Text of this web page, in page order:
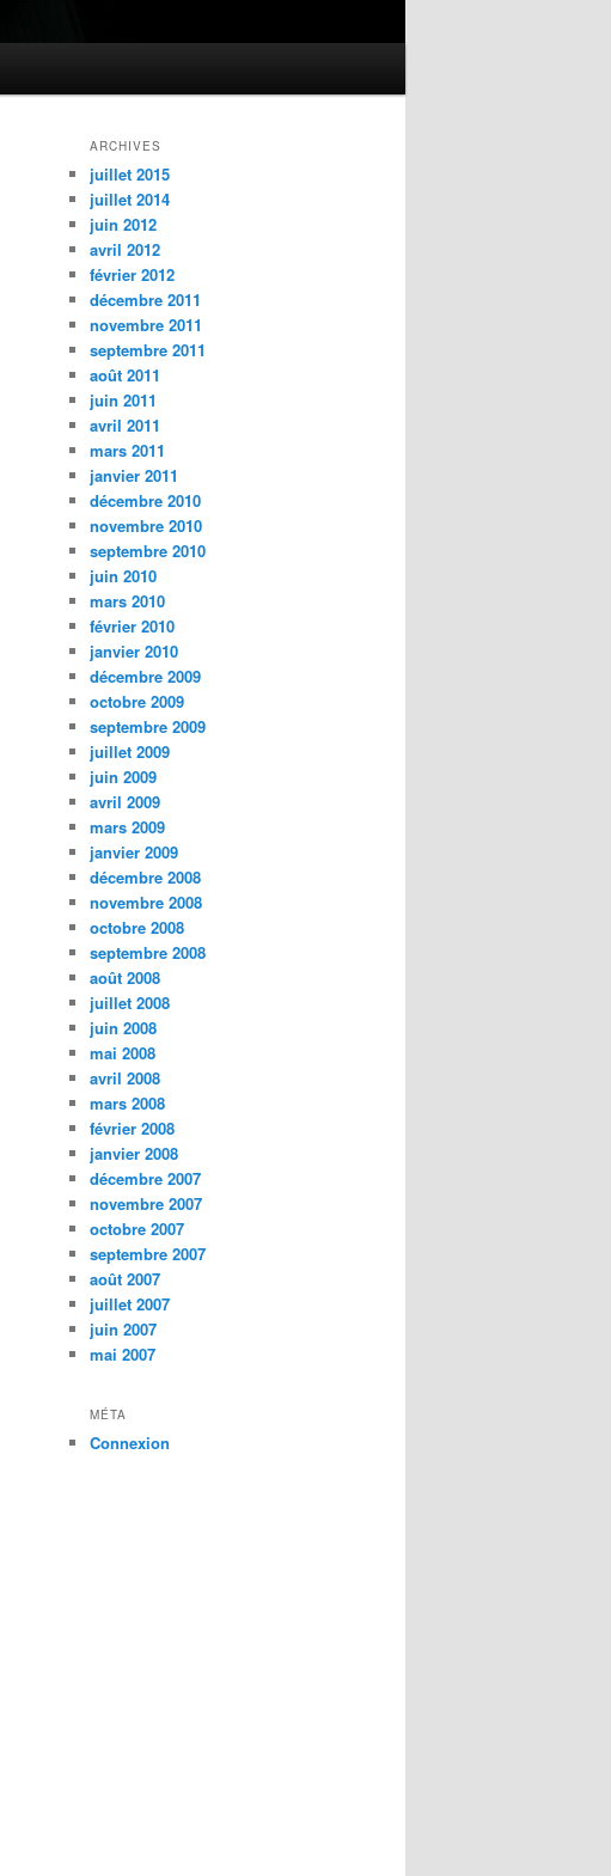
ARCHIVES
juillet 2015
juillet 2014
juin 2012
avril 2012
février 2012
décembre 2011
novembre 2011
septembre 2011
août 2011
juin 2011
avril 2011
mars 2011
janvier 2011
décembre 2010
novembre 2010
septembre 2010
juin 2010
mars 2010
février 2010
janvier 2010
décembre 2009
octobre 2009
septembre 2009
juillet 2009
juin 2009
avril 2009
mars 2009
janvier 2009
décembre 2008
novembre 2008
octobre 2008
septembre 2008
août 2008
juillet 2008
juin 2008
mai 2008
avril 2008
mars 2008
février 2008
janvier 2008
décembre 2007
novembre 2007
octobre 2007
septembre 2007
août 2007
juillet 2007
juin 2007
mai 2007
MÉTA
Connexion